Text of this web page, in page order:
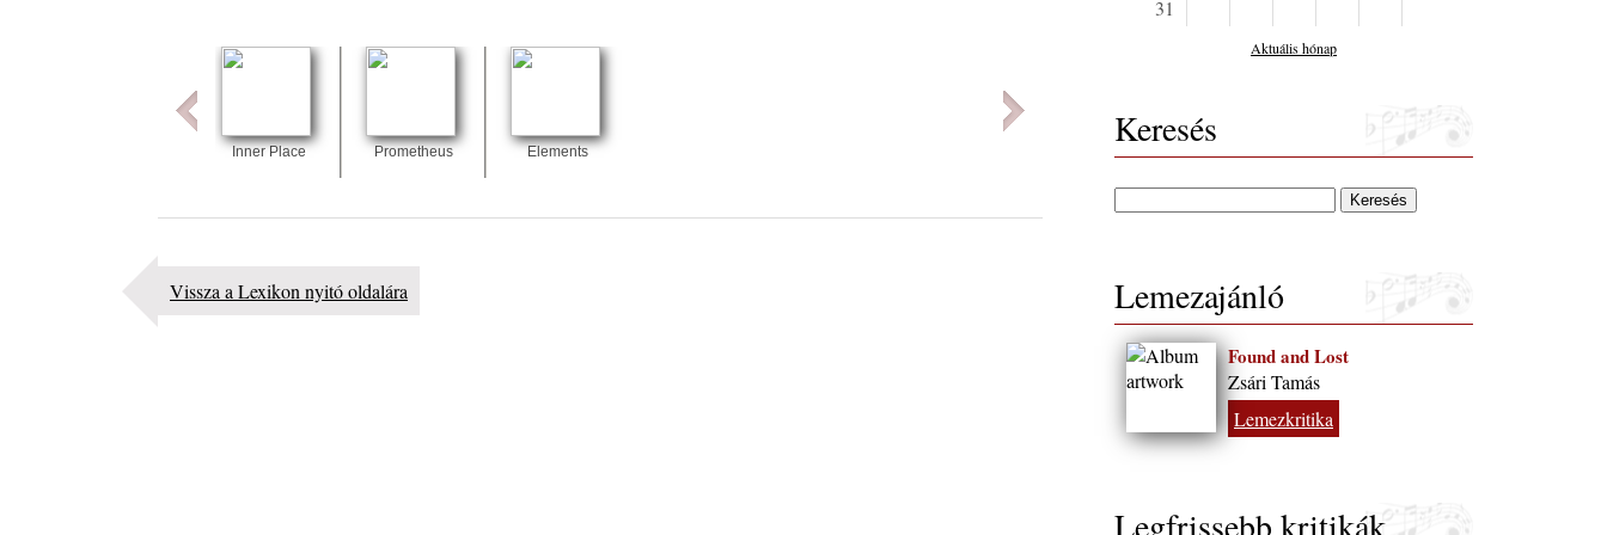
Jazz-rock albumok 1985-ből - Issei Noro „Sweet Sphere”
2026. augusztus 07.
Jazz-rock albumok 1984-ből - John Scofield „Electric
X. BOHÉM JAZZFŐVÁROS fesztivál, Kecskemét, 2026.
2026. augusztus 05.
Inner Place Prometheus Elements
Vissza a Lexikon nyitó oldalára
31
Aktuális hónap
Keresés
Lemezajánló
Found and Lost
Zsári Tamás
Lemezkritika
Legfrissebb kritikák